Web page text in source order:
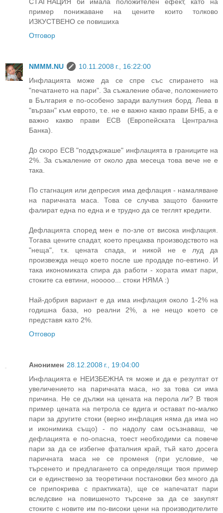
пример понижаване на цените които толково
ИЗКУСТВЕНО се повишиха
Отговор
NMMM.NU
10.11.2008 г., 16:22:00
Инфлацията може да се спре със спирането на
"печатането на пари". За съжаление обаче, положението
в България е по-особено заради валутния борд. Лева в
"вързан" към еврото, т.е. не е важно какво прави БНБ, а е
важно какво прави ECB (Европейската Централна
Банка).
До скоро ECB "поддържаше" инфлацията в границите на
2%. За съжаление от около два месеца това вече не е
така.
По стагнация или депресия има дефлация - намаляване
на паричната маса. Това се случва защото банките
фалират една по една и е трудно да се теглят кредити.
Дефлацията според мен е по-зле от висока инфлация.
Тогава цените спадат, което прецаква производството на
"неща", т.к. цената спада, и никой не е луд да
произвежда нещо което после ше продаде по-евтино. И
така икономиката спира да работи - хората имат пари,
стоките са евтини, нооооо... стоки НЯМА :)
Най-добрия вариант е да има инфлация около 1-2% на
годишна база, но реални 2%, а не нещо което се
представя като 2%.
Отговор
Анонимен 28.12.2008 г., 19:04:00
Инфлацията е НЕИЗБЕЖНА тя може и да е резултат от
увеличението на паричната маса, но за това си има
причина. Не се дължи на цената на перола ли? В твоя
пример цената на петрола се вдига и остават по-малко
пари за другите стоки (верно инфлация няма да има но
и иконимика също) - по надолу сам осъзнаваш, че
дефлацията е по-опасна, тоест необходими са повече
пари за да се избегне фаталния край, тъй като досега
паричната маса не се променя (при условие, че
търсенето и предлагането са определящи твоя пример
си е единствено за теоретични постановки без много да
се припокрива с практиката), ще се напечатат пари
вследсвие на повишеното търсене за да се закупят
стоките с новите им по-високи цени на производителите